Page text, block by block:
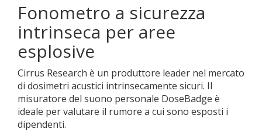
Fonometro a sicurezza
intrinseca per aree
esplosive
Cirrus Research è un produttore leader nel mercato
di dosimetri acustici intrinsecamente sicuri. Il
misuratore del suono personale DoseBadge è
ideale per valutare il rumore a cui sono esposti i
dipendenti.